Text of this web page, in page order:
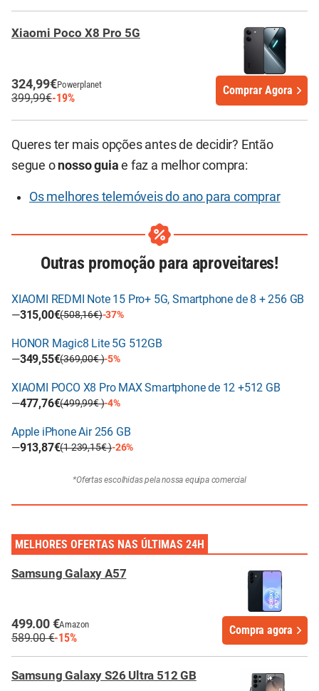
Xiaomi Poco X8 Pro 5G
324,99€Powerplanet
399,99€-19%
Comprar Agora
Queres ter mais opções antes de decidir? Então
segue o nosso guia e faz a melhor compra:
Os melhores telemóveis do ano para comprar
Outras promoção para aproveitares!
XIAOMI REDMI Note 15 Pro+ 5G, Smartphone de 8 + 256 GB
—315,00€(508,16€)-37%
HONOR Magic8 Lite 5G 512GB
—349,55€(369,00€ )-5%
XIAOMI POCO X8 Pro MAX Smartphone de 12 +512 GB
—477,76€(499,99€ )-4%
Apple iPhone Air 256 GB
—913,87€(1 239,15€ )-26%
*Ofertas escolhidas pela nossa equipa comercial
MELHORES OFERTAS NAS ÚLTIMAS 24H
Samsung Galaxy A57
499.00 €Amazon
589.00 €-15%
Compra agora
Samsung Galaxy S26 Ultra 512 GB